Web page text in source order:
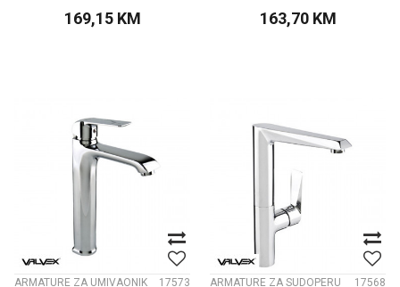
169,15 KM 163,70 KM
ARMATURE ZA UMIVAONIK 17573 ARMATURE ZA SUDOPERU 17568